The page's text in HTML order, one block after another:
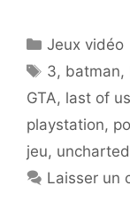
Catégories
Jeux vidéo
Étiquettes
3, batman,
GTA, last of us
playstation,
jeu, uncharted
Laisser un